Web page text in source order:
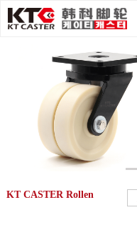
KT CASTER Rollen